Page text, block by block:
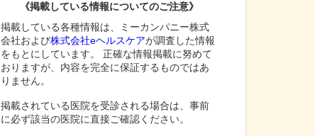
《掲載している情報についてのご注意》
掲載している各種情報は、ミーカンパニー株式
会社および株式会社eヘルスケアが調査した情報
をもとにしています。 正確な情報掲載に努めて
おりますが、内容を完全に保証するものではあ
りません。
掲載されている医院を受診される場合は、事前
に必ず該当の医院に直接ご確認ください。